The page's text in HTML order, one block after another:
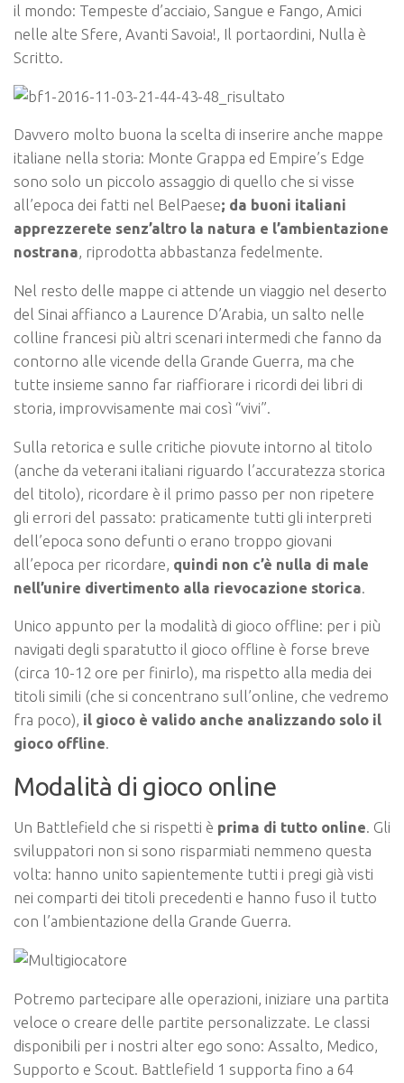
il mondo: Tempeste d’acciaio, Sangue e Fango, Amici
nelle alte Sfere, Avanti Savoia!, Il portaordini, Nulla è
Scritto.
Davvero molto buona la scelta di inserire anche mappe
italiane nella storia: Monte Grappa ed Empire’s Edge
sono solo un piccolo assaggio di quello che si visse
all’epoca dei fatti nel BelPaese; da buoni italiani
apprezzerete senz’altro la natura e l’ambientazione
nostrana, riprodotta abbastanza fedelmente.
Nel resto delle mappe ci attende un viaggio nel deserto
del Sinai affianco a Laurence D’Arabia, un salto nelle
colline francesi più altri scenari intermedi che fanno da
contorno alle vicende della Grande Guerra, ma che
tutte insieme sanno far riaffiorare i ricordi dei libri di
storia, improvvisamente mai così “vivi”.
Sulla retorica e sulle critiche piovute intorno al titolo
(anche da veterani italiani riguardo l’accuratezza storica
del titolo), ricordare è il primo passo per non ripetere
gli errori del passato: praticamente tutti gli interpreti
dell’epoca sono defunti o erano troppo giovani
all’epoca per ricordare, quindi non c’è nulla di male
nell’unire divertimento alla rievocazione storica
Unico appunto per la modalità di gioco offline: per i più
navigati degli sparatutto il gioco offline è forse breve
(circa 10-12 ore per finirlo), ma rispetto alla media dei
titoli simili (che si concentrano sull’online, che vedremo
fra poco), il gioco è valido anche analizzando solo il
gioco offline.
Modalità di gioco online
Un Battlefield che si rispetti è prima di tutto online. Gli
sviluppatori non si sono risparmiati nemmeno questa
volta: hanno unito sapientemente tutti i pregi già visti
nei comparti dei titoli precedenti e hanno fuso il tutto
con l’ambientazione della Grande Guerra.
Potremo partecipare alle operazioni, iniziare una partita
veloce o creare delle partite personalizzate. Le classi
disponibili per i nostri alter ego sono: Assalto, Medico,
Supporto e Scout. Battlefield 1 supporta fino a 64